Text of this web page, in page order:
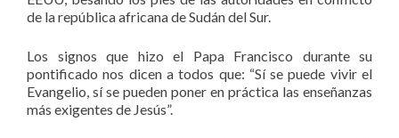
de la república africana de Sudán del Sur.
Los signos que hizo el Papa Francisco durante su
pontificado nos dicen a todos que: “Sí se puede vivir el
Evangelio, sí se pueden poner en práctica las enseñanzas
más exigentes de Jesús”.